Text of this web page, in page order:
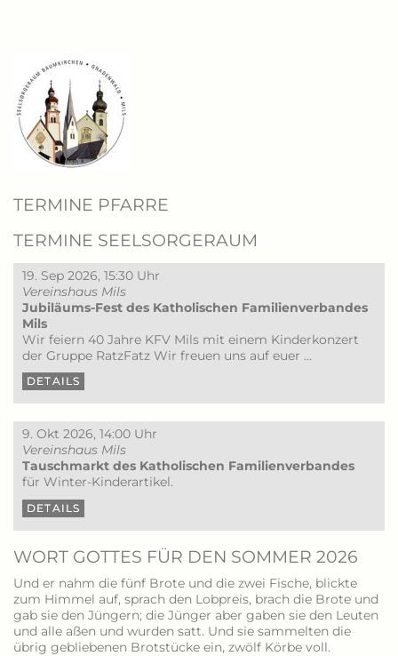
TERMINE PFARRE
TERMINE SEELSORGERAUM
19. Sep 2026, 15:30 Uhr
Vereinshaus Mils
Jubiläums-Fest des Katholischen Familienverbandes
Mils
Wir feiern 40 Jahre KFV Mils mit einem Kinderkonzert
der Gruppe RatzFatz Wir freuen uns auf euer …
DETAILS
9. Okt 2026, 14:00 Uhr
Vereinshaus Mils
Tauschmarkt des Katholischen Familienverbandes
für Winter-Kinderartikel.
DETAILS
WORT GOTTES FÜR DEN SOMMER 2026
Und er nahm die fünf Brote und die zwei Fische, blickte
zum Himmel auf, sprach den Lobpreis, brach die Brote und
gab sie den Jüngern; die Jünger aber gaben sie den Leuten
und alle aßen und wurden satt. Und sie sammelten die
übrig gebliebenen Brotstücke ein, zwölf Körbe voll.